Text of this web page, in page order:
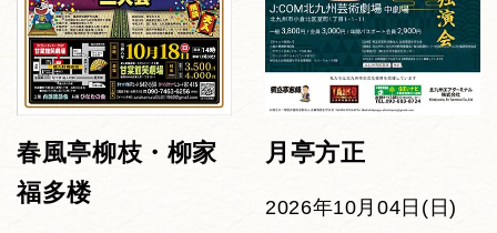
春風亭柳枝・柳家
福多楼
月亭方正
2026年10月04日(日)